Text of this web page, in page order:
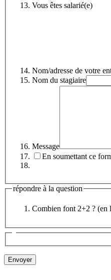
Vous êtes salarié(e)
Nom/adresse de votre
Nom du stagiaire
Message
En soumettant ce
répondre à la question
Combien font 2+2 ? (en